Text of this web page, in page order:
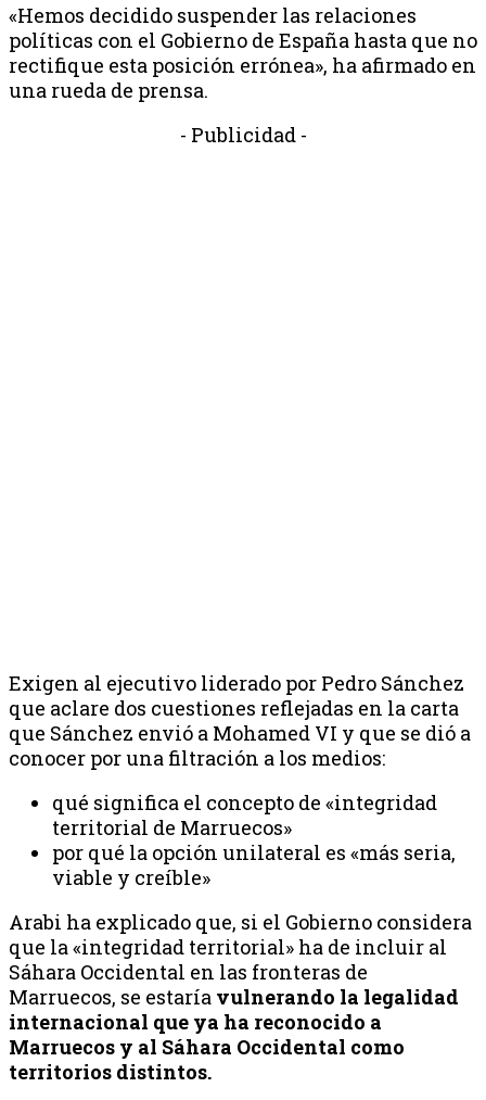
«Hemos decidido suspender las relaciones
políticas con el Gobierno de España hasta que no
rectifique esta posición errónea», ha afirmado en
una rueda de prensa.
- Publicidad -
Exigen al ejecutivo liderado por Pedro Sánchez
que aclare dos cuestiones reflejadas en la carta
que Sánchez envió a Mohamed VI y que se dió a
conocer por una filtración a los medios:
qué significa el concepto de «integridad
territorial de Marruecos»
por qué la opción unilateral es «más seria,
viable y creíble»
Arabi ha explicado que, si el Gobierno considera
que la «integridad territorial» ha de incluir al
Sáhara Occidental en las fronteras de
Marruecos, se estaría vulnerando la legalidad
internacional que ya ha reconocido a
Marruecos y al Sáhara Occidental como
territorios distintos.